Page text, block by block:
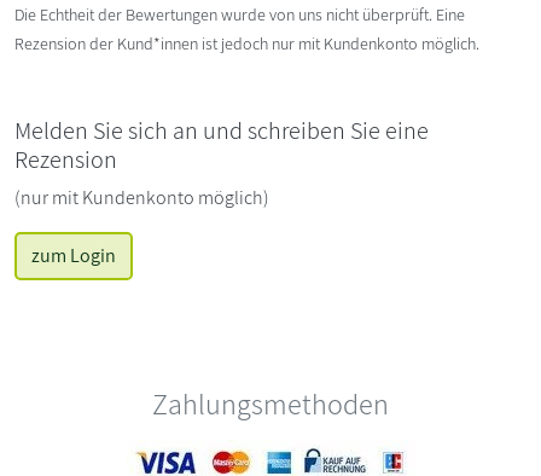
Die Echtheit der Bewertungen wurde von uns nicht überprüft. Eine
Rezension der Kund*innen ist jedoch nur mit Kundenkonto möglich.
Melden Sie sich an und schreiben Sie eine
Rezension
(nur mit Kundenkonto möglich)
zum Login
Zahlungsmethoden